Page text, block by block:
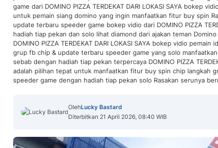
game dari DOMINO PIZZA TERDEKAT DARI LOKASI SAYA bokep
untuk pemain siang domino yang ingin manfaatkan fitur buy spin
update terbaru speeder game bokep vidio dari DOMINO PIZZA
hadiah tiap pekan dan solo lihat diamond dari ajakan teman
DOMINO PIZZA TERDEKAT DARI LOKASI SAYA bokep vidio
grup fb chip & update terbaru speeder game yang solo
sebab dengan hadiah tiap pekan terpercaya DOMINO PIZZA
adalah pilihan tepat untuk manfaatkan fitur buy spin chip langkah
speeder game dengan hadiah tiap pekan solo Rasakan serunya
OlehLucky Bastard
Diterbitkan 21 April 2026, 08:40 WIB